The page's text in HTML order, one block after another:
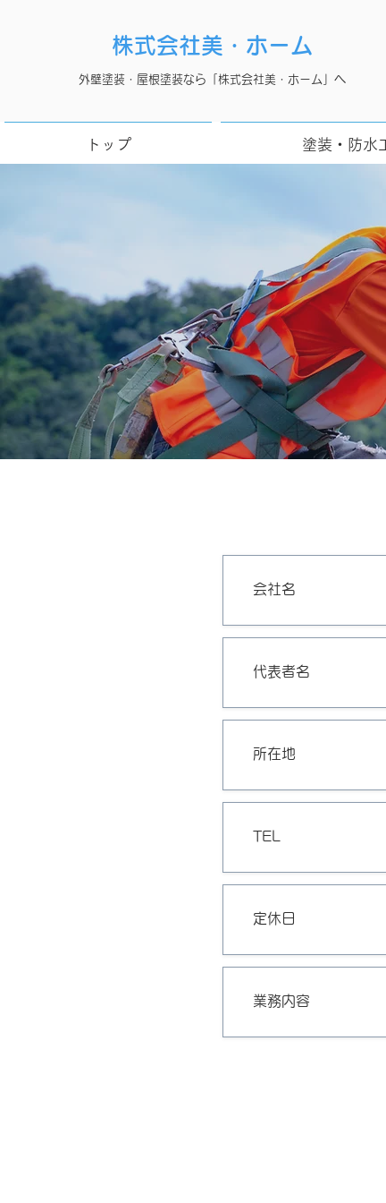
株式会社美・ホーム
外壁塗装・屋根塗装なら「株式会社美・ホーム」へ
トップ 塗装・防水
会社名
代表者名
​所在地
TEL
定休日
業務内容